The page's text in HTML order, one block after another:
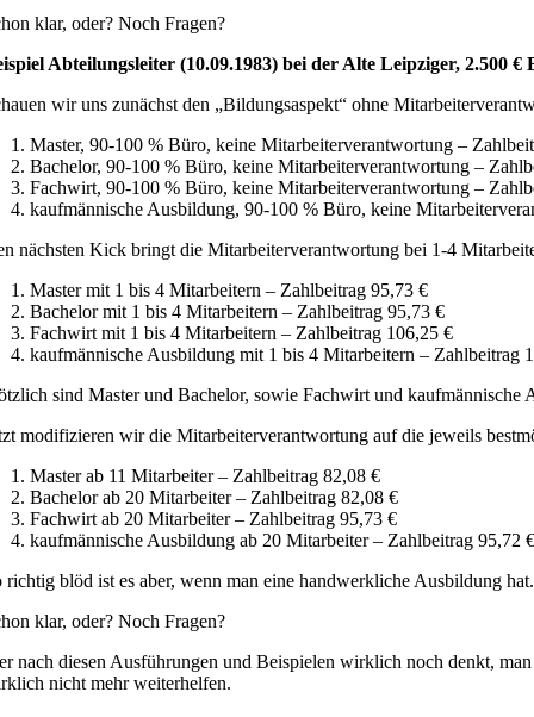
klar, oder? Noch Fragen?
Abteilungsleiter (10.09.1983) bei der Alte Leipziger, 2.500 €
wir uns zunächst den „Bildungsaspekt“ ohne
Master, 90-100 % Büro, keine Mitarbeiterverantwortung –
Bachelor, 90-100 % Büro, keine Mitarbeiterverantwortung –
Fachwirt, 90-100 % Büro, keine Mitarbeiterverantwortung –
kaufmännische Ausbildung, 90-100 % Büro, keine
nächsten Kick bringt die Mitarbeiterverantwortung bei 1-4
Master mit 1 bis 4 Mitarbeitern – Zahlbeitrag 95,73 €
Bachelor mit 1 bis 4 Mitarbeitern – Zahlbeitrag 95,73 €
Fachwirt mit 1 bis 4 Mitarbeitern – Zahlbeitrag 106,25 €
kaufmännische Ausbildung mit 1 bis 4 Mitarbeitern – Zahlbeitrag
sind Master und Bachelor, sowie Fachwirt und kaufmännische
modifizieren wir die Mitarbeiterverantwortung auf die jeweils
Master ab 11 Mitarbeiter – Zahlbeitrag 82,08 €
Bachelor ab 20 Mitarbeiter – Zahlbeitrag 82,08 €
Fachwirt ab 20 Mitarbeiter – Zahlbeitrag 95,73 €
kaufmännische Ausbildung ab 20 Mitarbeiter – Zahlbeitrag 95,72 €
richtig blöd ist es aber, wenn man eine handwerkliche Ausbildung
klar, oder? Noch Fragen?
nach diesen Ausführungen und Beispielen wirklich noch denkt,
nicht mehr weiterhelfen.